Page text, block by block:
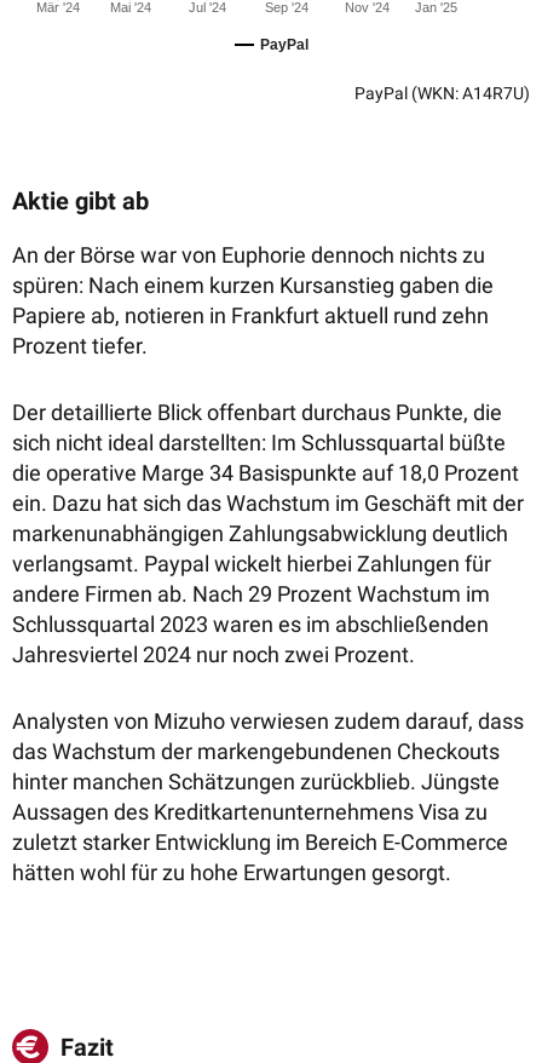
PayPal
Mär '24 Mai '24 Jul '24 Sep '24 Nov '24 Jan '25
PayPal (WKN: A14R7U)
Aktie gibt ab
An der Börse war von Euphorie dennoch nichts zu
spüren: Nach einem kurzen Kursanstieg gaben die
Papiere ab, notieren in Frankfurt aktuell rund zehn
Prozent tiefer.
Der detaillierte Blick offenbart durchaus Punkte, die
sich nicht ideal darstellten: Im Schlussquartal büßte
die operative Marge 34 Basispunkte auf 18,0 Prozent
ein. Dazu hat sich das Wachstum im Geschäft mit der
markenunabhängigen Zahlungsabwicklung deutlich
verlangsamt. Paypal wickelt hierbei Zahlungen für
andere Firmen ab. Nach 29 Prozent Wachstum im
Schlussquartal 2023 waren es im abschließenden
Jahresviertel 2024 nur noch zwei Prozent.
Analysten von Mizuho verwiesen zudem darauf, dass
das Wachstum der markengebundenen Checkouts
hinter manchen Schätzungen zurückblieb. Jüngste
Aussagen des Kreditkartenunternehmens Visa zu
zuletzt starker Entwicklung im Bereich E-Commerce
hätten wohl für zu hohe Erwartungen gesorgt.
Fazit